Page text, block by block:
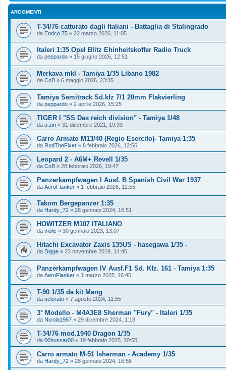
ARGOMENTI
T-34/76 catturato dagli Italiani - Battaglia di Stalingrado
da Enrico 75 » 22 marzo 2026, 11:05
Italeri 1:35 Opel Blitz Ehinheitskoffer Radio Truck
da peppardo » 15 giugno 2026, 12:51
Merkava mkI - Tamiya 1/35 Libano 1982
da CoB » 6 maggio 2026, 23:35
Tamiya Semitrack Sd.kfz 7/1 20mm Flakvierling
da peppardo » 2 aprile 2026, 15:25
TIGER I "SS Das reich division" - Tamiya 1/48
da a.zin » 31 dicembre 2021, 19:33
Carro Armato M13/40 (Regio Esercito)- Tamiya 1:35
da RodTheFixer » 8 febbraio 2026, 12:56
Leopard 2 - A6M+ Revell 1/35
da CoB » 28 febbraio 2026, 19:47
Panzerkampfwagen I Ausf. B Spanish Civil War 1937
da AeroFlanker » 1 febbraio 2026, 12:55
Takom Bergepanzer 1:35
da Hardy_72 » 28 gennaio 2024, 16:51
HOWITZER M107 ITALIANO
da violic » 30 gennaio 2023, 13:07
Hitachi Excavator Zaxis 135US - hasegawa 1/35 -
da Digge » 23 novembre 2019, 14:40
Panzerkampfwagen IV Ausf.F1 Sd. Kfz. 161 - Tamiya 1:35
da AeroFlanker » 1 marzo 2025, 16:45
T-90 1/35 da kit Meng
da sclerato » 7 agosto 2024, 11:55
3° Modello - M4A3E8 Sherman "Fury" - Italeri 1/35
da Nicola1967 » 29 dicembre 2024, 1:18
T-34/76 mod.1940 Dragon 1/35
da 00hussar00 » 19 febbraio 2025, 20:55
Carro armato M-51 Isherman - Academy 1/35
da Hardy_72 » 28 gennaio 2024, 16:56